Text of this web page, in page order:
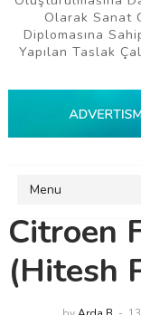
Olarak Sanat
Diplomasına
Yapılan Taslak
Citroen
(Hitesh